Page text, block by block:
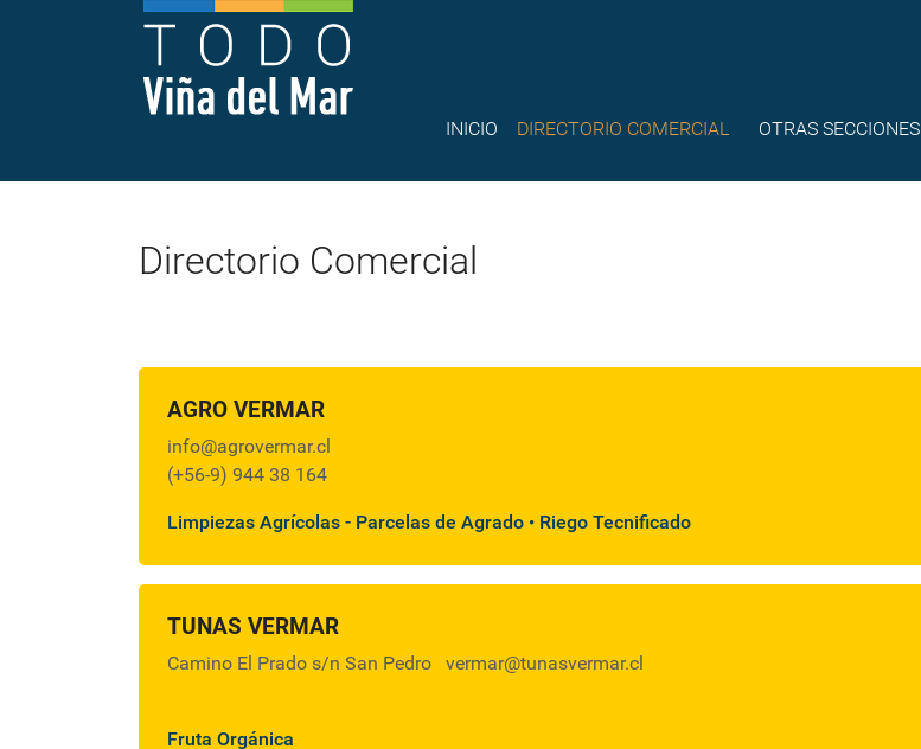
INICIO DIRECTORIO COMERCIAL OTRAS SECCIONES
Directorio Comercial
AGRO VERMAR
info@agrovermar.cl
(+56-9) 944 38 164
Limpiezas Agrícolas - Parcelas de Agrado • Riego Tecnificado
TUNAS VERMAR
Camino El Prado s/n San Pedro vermar@tunasvermar.cl
Fruta Orgánica